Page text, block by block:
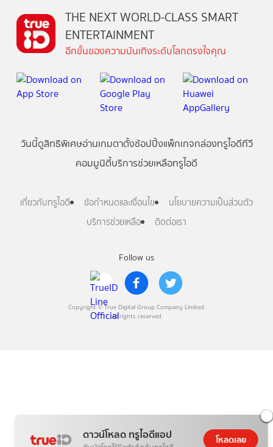
ดาวน์โหลด ทรูไอดีแอป โหลดเลย
Follow us
Copyright © True Digital Group Company Limited.
All rights reserved
THE NEXT WORLD-CLASS SMART
ENTERTAINMENT
อีกขั้นของความบันเทิงระดับโลกตรงใจคุณ
วันนี้ดูสิทธิพิเศษอ่านเกมตาตั้งช้อปปิ้งแพ็กเกจกล่องทรูไอดีทีวี
คอมมูนิตี้บริการช่วยเหลือทรูไอดี
เกี่ยวกับทรูไอดี ข้อกำหนดและเงื่อนไข
นโยบายความเป็นส่วนตัว
บริการช่วยเหลือ
ติดต่อเรา